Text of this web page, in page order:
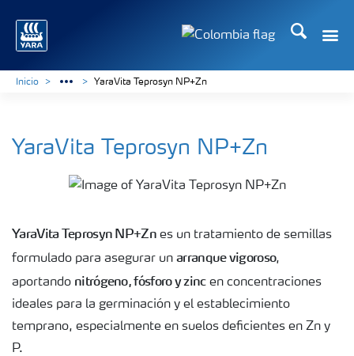
Buscar
Inicio YaraVita Teprosyn NP+Zn
YaraVita Teprosyn NP+Zn
YaraVita Teprosyn NP+Znes un tratamiento de semillas
formulado para asegurar un arranque vigoroso,
aportando nitrógeno, fósforo y zincen concentraciones
ideales para la germinación y el establecimiento
temprano, especialmente en suelos deficientes en Zn y
P.